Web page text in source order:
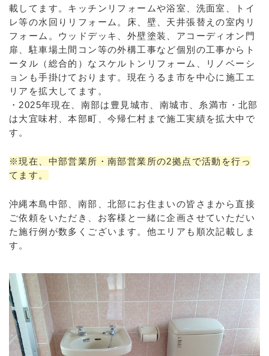
載してます。キッチンリフォームや浴室、洗面室、トイ
レ等の水回りリフォーム。床、壁、天井張替えの室内リ
フォーム。ウッドデッキ、外壁塗装、アコーディオン門
扉、駐車場土間コン等の外構工事など個別の工事からト
ータル（総合的）なスケルトンリフォーム、リノベーシ
ョンも手掛けております。現在うるま市を中心に施工エ
リアを拡大してます。
・2025年現在、南部は豊見城市、南城市、糸満市・北部
は大宜味村、本部町、今帰仁村まで施工実績を拡大中で
す。
※現在、中部営業所・南部営業所の2拠点で活動を行っ
てます。
沖縄本島中部、南部、北部にお住まいの皆さまから直接
ご依頼をいただき、お客様と一緒に企画させていただい
た施行例が数多くございます。他エリアも順次記載しま
す。